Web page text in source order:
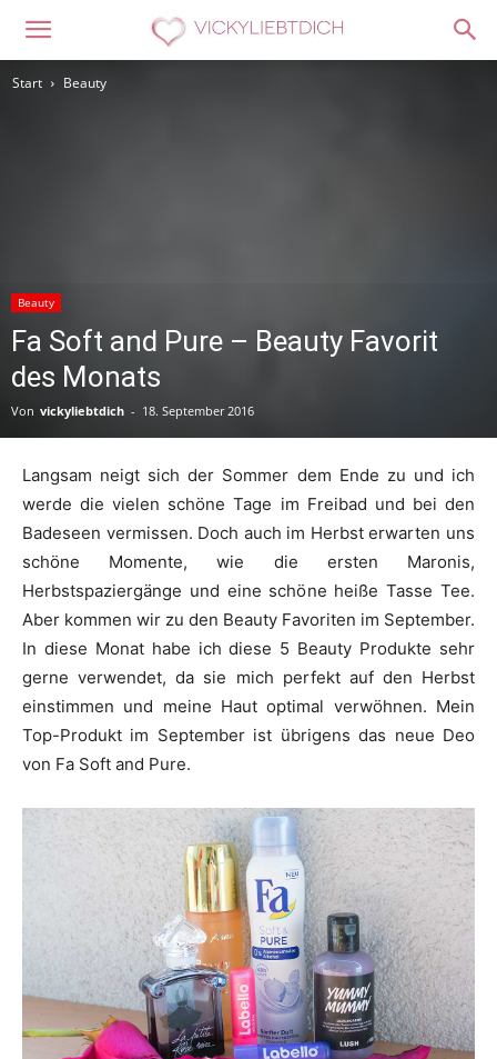
Start Beauty
Beauty
Fa Soft and Pure – Beauty Favorit
des Monats
Von vickyliebtdich - 18. September 2016
Langsam neigt sich der Sommer dem Ende zu und ich
werde die vielen schöne Tage im Freibad und bei den
Badeseen vermissen. Doch auch im Herbst erwarten uns
schöne Momente, wie die ersten Maronis,
Herbstspaziergänge und eine schöne heiße Tasse Tee.
Aber kommen wir zu den Beauty Favoriten im September.
In diese Monat habe ich diese 5 Beauty Produkte sehr
gerne verwendet, da sie mich perfekt auf den Herbst
einstimmen und meine Haut optimal verwöhnen. Mein
Top-Produkt im September ist übrigens das neue Deo
von Fa Soft and Pure.